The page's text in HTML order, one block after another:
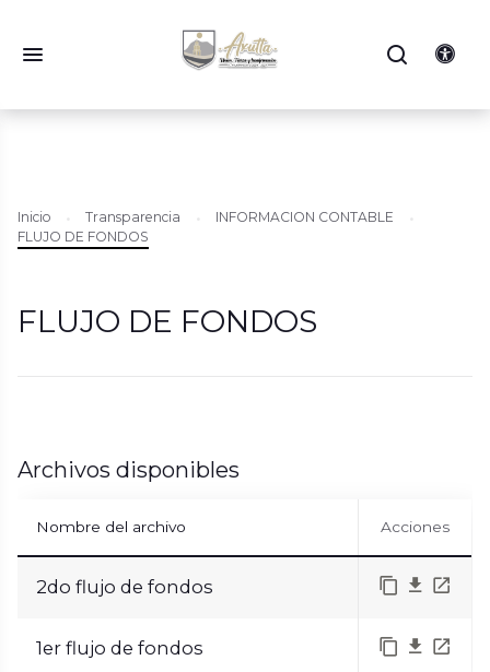
Inicio Transparencia
INFORMACION CONTABLE
FLUJO DE FONDOS
FLUJO DE FONDOS
Archivos disponibles
Nombre del archivo Acciones
2do flujo de fondos
1er flujo de fondos